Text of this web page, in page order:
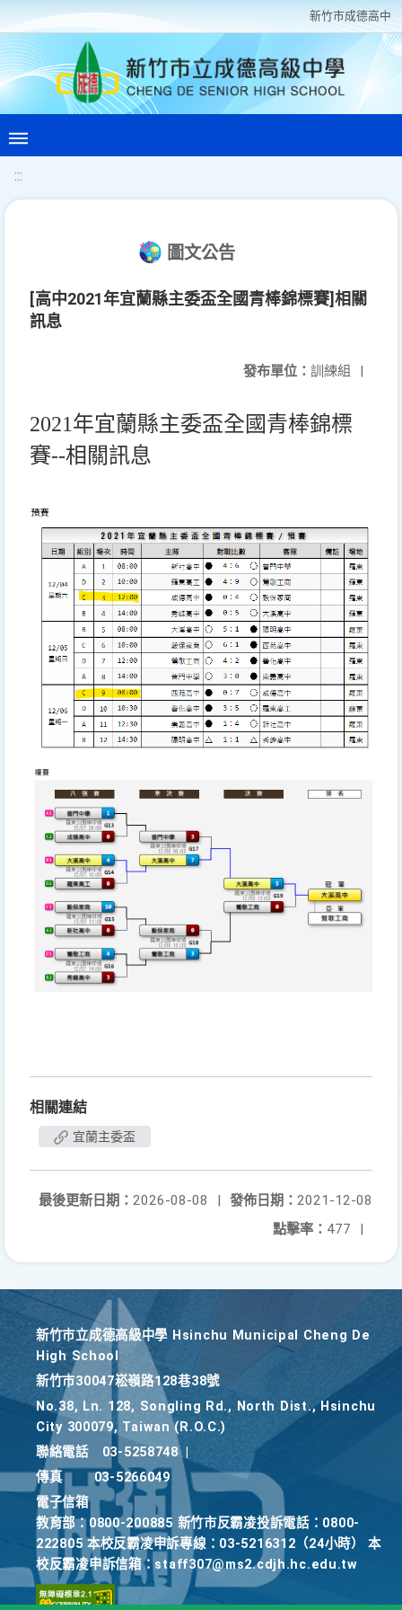
新竹巿成德高中
:::
圖文公告
[高中2021年宜蘭縣主委盃全國青棒錦標賽]相關
訊息
發布單位： 訓練組 |
2021年宜蘭縣主委盃全國青棒錦標
賽--相關訊息
相關連結
宜蘭主委盃
發佈日期： 2021-12-08
最後更新日期： 2026-08-08
點擊率： 477
新竹巿立成德高級中學 Hsinchu Municipal Cheng De
High School
新竹巿30047崧嶺路128巷38號
No.38, Ln. 128, Songling Rd., North Dist., Hsinchu
City 300079, Taiwan (R.O.C.)
聯絡電話
03-5258748
傳真
03-5266049
電子信箱
教育部：0800-200885 新竹市反霸凌投訴電話：0800-
222805 本校反霸凌申訴專線：03-5216312（24小時） 本
校反霸凌申訴信箱：staff307@ms2.cdjh.hc.edu.tw